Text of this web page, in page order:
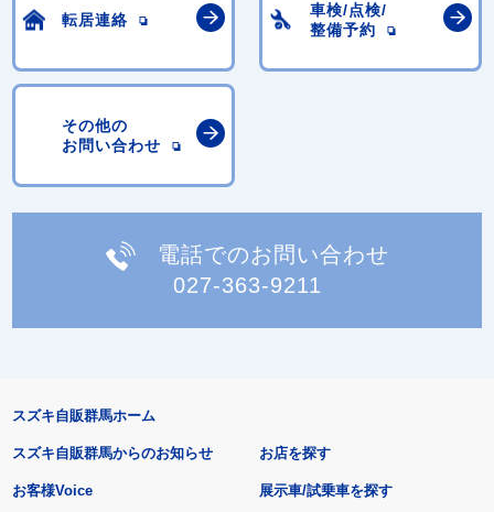
転居連絡
車検/点検/
整備予約
その他の
お問い合わせ
電話でのお問い合わせ
027-363-9211
スズキ自販群馬ホーム
スズキ自販群馬からのお知らせ
お客様Voice
お店を探す
展示車/試乗車を探す